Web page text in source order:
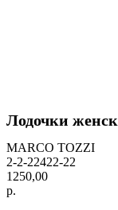
Лодочки
MARCO TOZZI
2-2-22422-22
1250,00
р.